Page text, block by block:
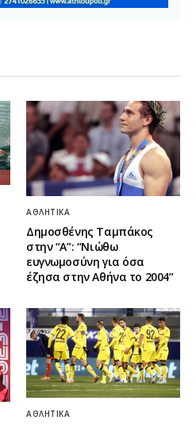
ΑΘΛΗΤΙΚΆ
Δημοσθένης Ταμπάκος
στην “A”: “Νιώθω
ευγνωμοσύνη για όσα
έζησα στην Αθήνα το 2004”
ΑΘΛΗΤΙΚΆ